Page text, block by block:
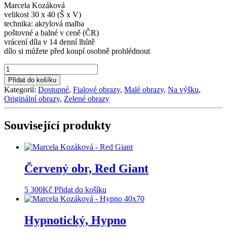
Marcela Kozáková
velikost 30 x 40 (Š x V)
technika: akrylová malba
poštovné a balné v ceně (ČR)
vrácení díla v 14 denní lhůtě
dílo si můžete před koupí osobně prohlédnout
Z
lásky,
From
Love
množství
Přidat do košíku
Kategorií: Dostupné, Fialové obrazy, Malé obrazy, Na výšku,
Originální obrazy, Zelené obrazy
Související produkty
Červený obr, Red Giant
5 300Kč Přidat do košíku
Hypnotický, Hypno